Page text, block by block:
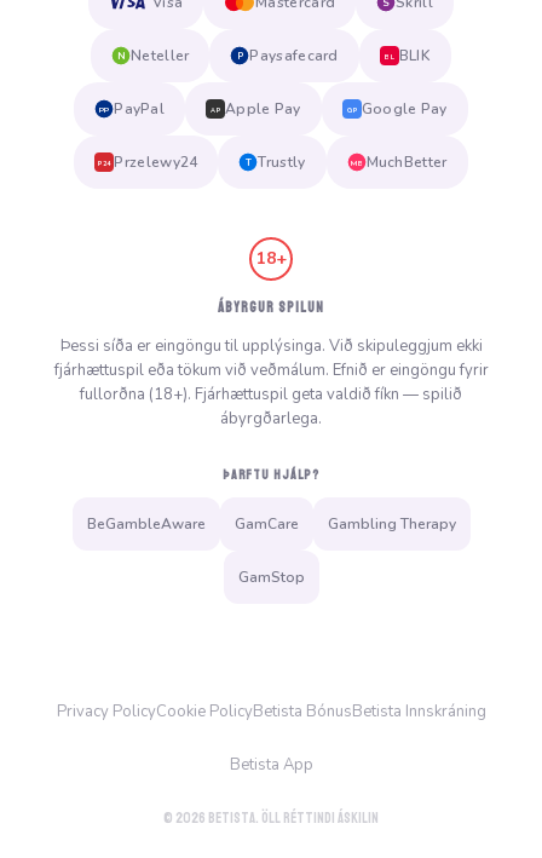
N Neteller P Paysafecard BL BLIK
PP PayPal AP Apple Pay GP Google Pay
P24 Przelewy24 T Trustly MB MuchBetter
18+
ÁBYRGUR SPILUN
Þessi síða er eingöngu til upplýsinga. Við skipuleggjum ekki
fjárhættuspil eða tökum við veðmálum. Efnið er eingöngu fyrir
fullorðna (18+). Fjárhættuspil geta valdið fíkn — spilið
ábyrgðarlega.
ÞARFTU HJÁLP?
BeGambleAware GamCare Gambling Therapy
GamStop
Privacy PolicyCookie PolicyBetista BónusBetista Innskráning
Betista App
© 2026 Betista. Öll réttindi áskilin